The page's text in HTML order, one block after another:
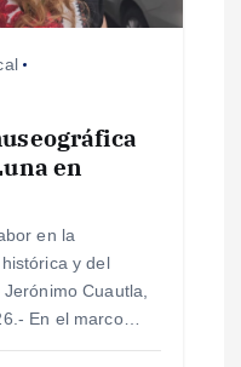
en
en la
y del
Cuautla,
En el marco…